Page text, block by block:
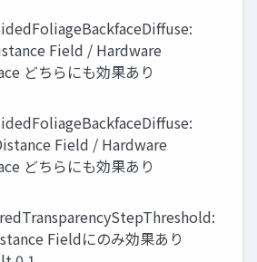
Field / Hardware
どちらにも効果あり
Field / Hardware
どちらにも効果あり
Fieldにのみ効果あり